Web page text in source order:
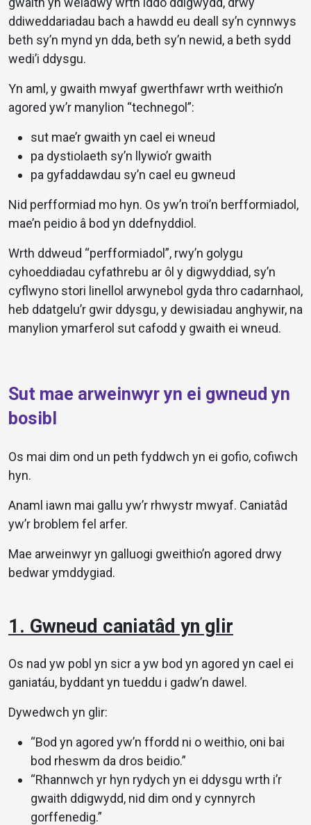
ddiweddariadau bach a hawdd eu deall sy’n cynnwys
beth sy’n mynd yn dda, beth sy’n newid, a beth sydd
wedi’i ddysgu.
Yn aml, y gwaith mwyaf gwerthfawr wrth weithio’n
agored yw’r manylion “technegol”:
sut mae’r gwaith yn cael ei wneud
pa dystiolaeth sy’n llywio’r gwaith
pa gyfaddawdau sy’n cael eu gwneud
Nid perfformiad mo hyn. Os yw’n troi’n berfformiadol,
mae’n peidio â bod yn ddefnyddiol.
Wrth ddweud “perfformiadol”, rwy’n golygu
cyhoeddiadau cyfathrebu ar ôl y digwyddiad, sy’n
cyflwyno stori linellol arwynebol gyda thro cadarnhaol,
heb ddatgelu’r gwir ddysgu, y dewisiadau anghywir, na
manylion ymarferol sut cafodd y gwaith ei wneud.
Sut mae arweinwyr yn ei gwneud yn
bosibl
Os mai dim ond un peth fyddwch yn ei gofio, cofiwch
hyn.
Anaml iawn mai gallu yw’r rhwystr mwyaf. Caniatâd
yw’r broblem fel arfer.
Mae arweinwyr yn galluogi gweithio’n agored drwy
bedwar ymddygiad.
1. Gwneud caniatâd yn glir
Os nad yw pobl yn sicr a yw bod yn agored yn cael ei
ganiatáu, byddant yn tueddu i gadw’n dawel.
Dywedwch yn glir:
“Bod yn agored yw’n ffordd ni o weithio, oni bai
bod rheswm da dros beidio.”
“Rhannwch yr hyn rydych yn ei ddysgu wrth i’r
gwaith ddigwydd, nid dim ond y cynnyrch
gorffenedig.”